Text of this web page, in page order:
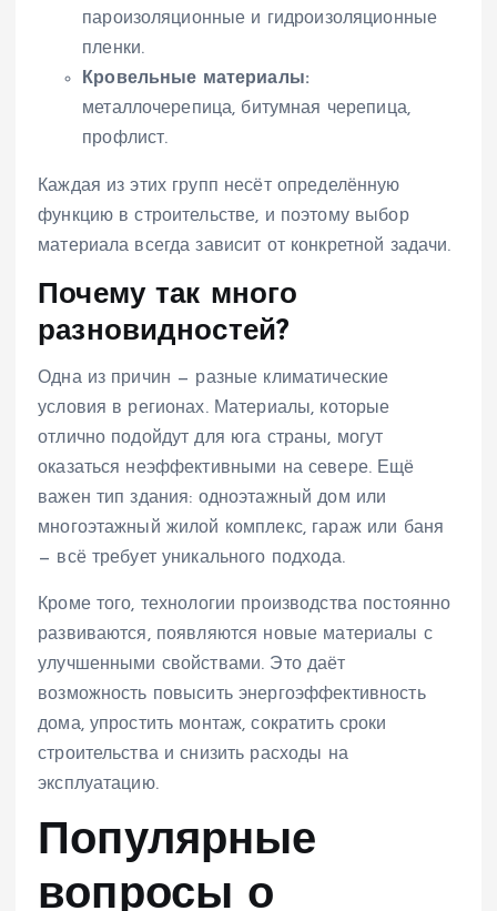
пароизоляционные и гидроизоляционные
пленки.
Кровельные материалы:
металлочерепица, битумная черепица,
профлист.
Каждая из этих групп несёт определённую
функцию в строительстве, и поэтому выбор
материала всегда зависит от конкретной задачи.
Почему так много
разновидностей?
Одна из причин — разные климатические
условия в регионах. Материалы, которые
отлично подойдут для юга страны, могут
оказаться неэффективными на севере. Ещё
важен тип здания: одноэтажный дом или
многоэтажный жилой комплекс, гараж или баня
— всё требует уникального подхода.
Кроме того, технологии производства постоянно
развиваются, появляются новые материалы с
улучшенными свойствами. Это даёт
возможность повысить энергоэффективность
дома, упростить монтаж, сократить сроки
строительства и снизить расходы на
эксплуатацию.
Популярные
вопросы о